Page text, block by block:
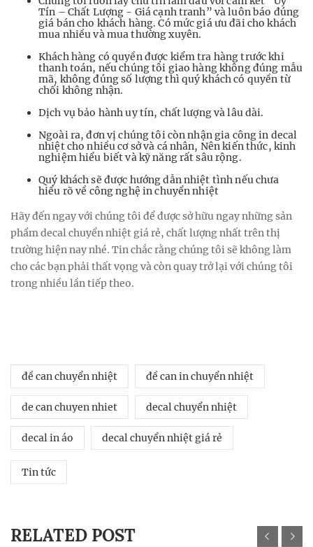
Tín – Chất Lượng - Giá cạnh tranh” và luôn báo đúng
giá bán cho khách hàng. Có mức giá ưu đãi cho khách
mua nhiều và mua thường xuyên.
Khách hàng có quyền được kiểm tra hàng trước khi
thanh toán, nếu chúng tôi giao hàng không đúng mẫu
mã, không đúng số lượng thì quý khách có quyền từ
chối không nhận.
Dịch vụ bảo hành uy tín, chất lượng và lâu dài.
Ngoài ra, đơn vị chúng tôi còn nhận gia công in decal
nhiệt cho nhiều cơ sở và cá nhân, Nên kiến thức, kinh
nghiệm hiểu biết và kỹ năng rất sâu rộng.
Quý khách sẽ được hướng dẫn nhiệt tình nếu chưa
hiểu rõ về công nghệ in chuyển nhiệt
Hãy đến ngay với chúng tôi để được sở hữu ngay những sản
phẩm decal chuyển nhiệt giá rẻ, chất lượng nhất trên thị
trường hiện nay nhé. Tin chắc rằng chúng tôi sẽ không làm
cho các bạn phải thất vọng và còn quay trở lại với chúng tôi
trong nhiều lần tiếp theo.
đề can chuyển nhiệt đề can in chuyển nhiệt
de can chuyen nhiet decal chuyển nhiệt
decal in áo decal chuyển nhiệt giá rẻ
Tin tức
RELATED POST